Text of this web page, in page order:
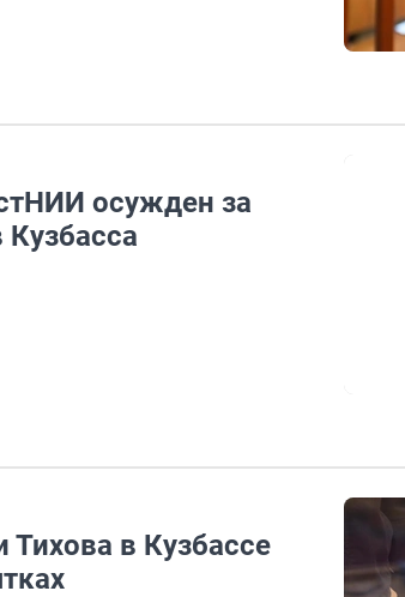
осужден за
в Кузбассе